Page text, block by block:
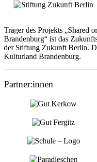
Träger des Projekts „Shared
Brandenburg“ ist das
der Stiftung Zukunft Berlin.
Kulturland Brandenburg.
Partner:innen